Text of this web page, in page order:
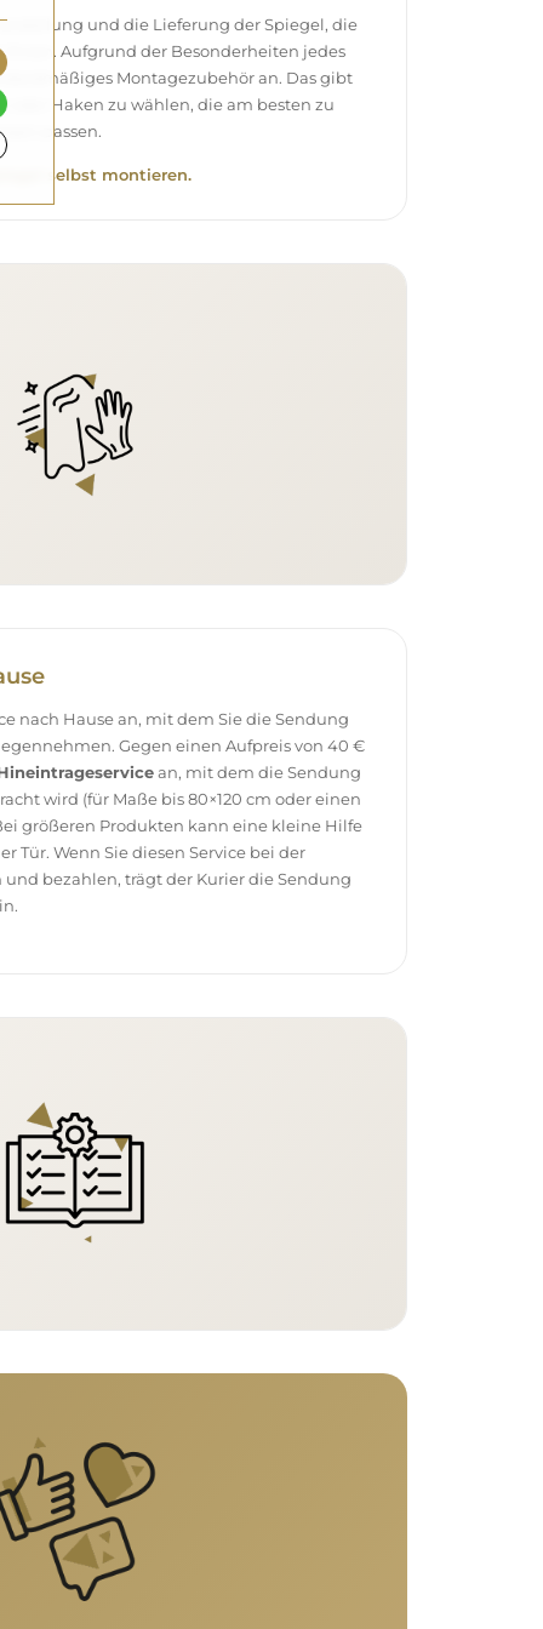
und die Lieferung der Spiegel, die
Aufgrund der Besonderheiten jedes
Montagezubehör an. Das gibt
oder Haken zu wählen, die am besten zu
passen.
selbst montieren.
nach Hause an, mit dem Sie die Sendung
Gegen einen Aufpreis von 40 €
an, mit dem die Sendung
wird (für Maße bis 80×120 cm oder einen
größeren Produkten kann eine kleine Hilfe
Tür. Wenn Sie diesen Service bei der
bezahlen, trägt der Kurier die Sendung